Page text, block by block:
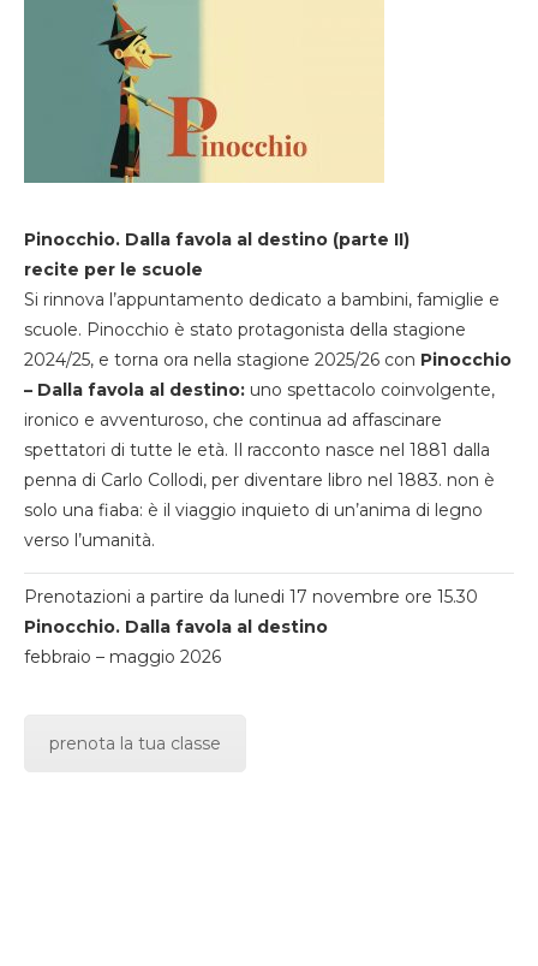
Pinocchio. Dalla favola al destino (parte II)
recite per le scuole
Si rinnova l’appuntamento dedicato a bambini, famiglie e
scuole. Pinocchio è stato protagonista della stagione
2024/25, e torna ora nella stagione 2025/26 con Pinocchio
– Dalla favola al destino: uno spettacolo coinvolgente,
ironico e avventuroso, che continua ad affascinare
spettatori di tutte le età. Il racconto nasce nel 1881 dalla
penna di Carlo Collodi, per diventare libro nel 1883. non è
solo una fiaba: è il viaggio inquieto di un’anima di legno
verso l’umanità.
Prenotazioni a partire da lunedi 17 novembre ore 15.30
Pinocchio. Dalla favola al destino
febbraio – maggio 2026
prenota la tua classe